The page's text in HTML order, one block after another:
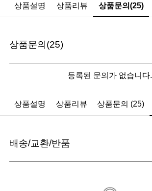
상품설명 상품리뷰 상품문의(25)
상품문의(25)
등록된 문의가 없습니다.
상품설명 상품리뷰 상품문의 (25)
배송/교환/반품